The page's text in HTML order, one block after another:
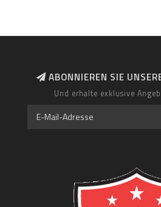
ABONNIEREN SIE
Und erhalte exklusive